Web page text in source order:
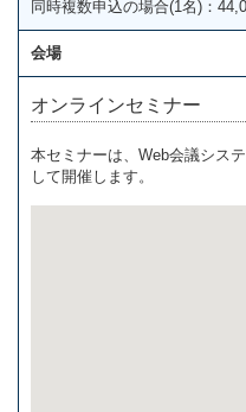
同時複数申込の場合(1名)：
会場
オンラインセミナー
本セミナーは、Web会議シス
して開催します。